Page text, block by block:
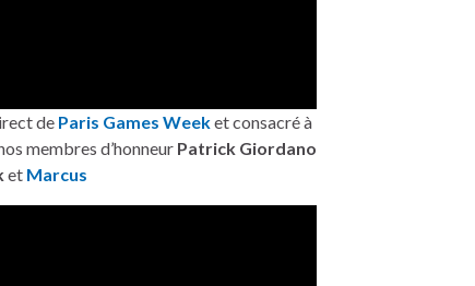
de Paris Games Weeket consacré à
membres d’honneur Patrick Giordano
et Marcus